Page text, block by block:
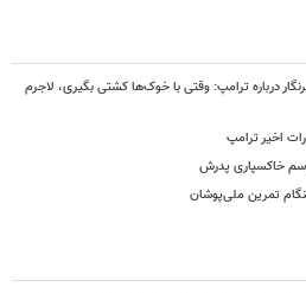
درباره ترامپ: وقتی با خوک‌ها کشتی بگیری، لاجرم
اخیر ترامپ
خاکسپاری پدرش
تمرین ملی‌پوشان